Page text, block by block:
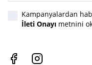
Kampanyalardan
İleti Onayı metnini